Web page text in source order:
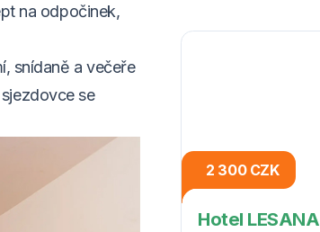
na odpočinek,
snídaně a večeře
se
2 300 CZK
Hotel LESANA